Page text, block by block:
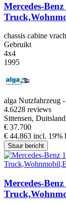
Mercedes-
chassis cabine
Gebruikt
4x4
1995
alga Nutzfahrzeug
4.6228 reviews
Sittensen, Duitsland
€ 37.700
€ 44.863 incl. 19%
Stuur bericht
Mercedes-